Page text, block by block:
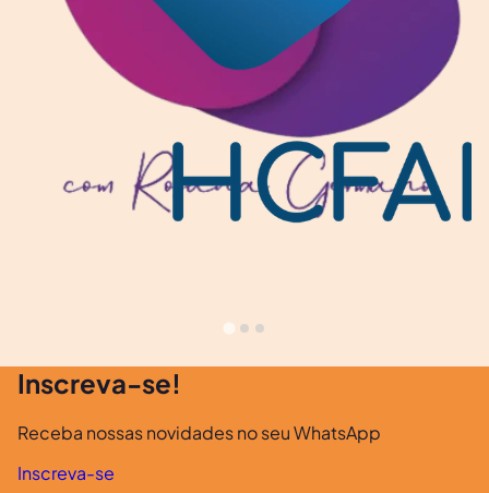
Inscreva-se!
Receba nossas novidades no seu WhatsApp
Inscreva-se